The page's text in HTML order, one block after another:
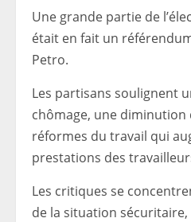
Une grande partie de
était en fait un
Petro.
Les partisans soulignent
chômage, une diminution
réformes du travail qui
prestations des
Les critiques se
de la situation